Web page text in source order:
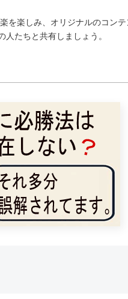
を楽しみ、オリジナルのコン
たちと共有しましょう。